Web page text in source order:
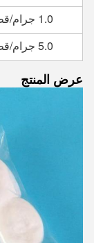
1.0 جرام/قطعة
5.0 جرام/قطعة
عرض المنتج